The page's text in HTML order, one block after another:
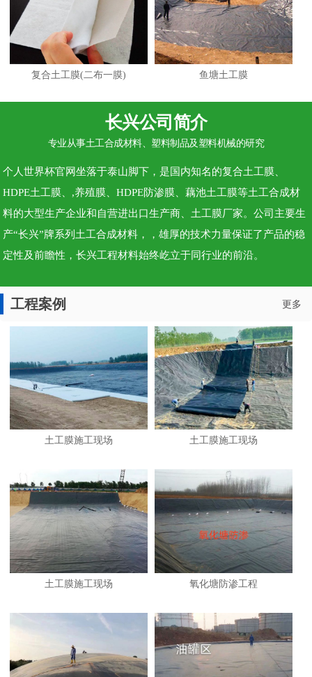
复合土工膜(二布一膜) 鱼塘土工膜
长兴公司简介
专业从事土工合成材料、塑料制品及塑料机械的研究
个人世界杯官网坐落于泰山脚下，是国内知名的复合土工膜、
HDPE土工膜、,养殖膜、HDPE防渗膜、藕池土工膜等土工合成材
料的大型生产企业和自营进出口生产商、土工膜厂家。公司主要生
产“长兴”牌系列土工合成材料，，雄厚的技术力量保证了产品的稳
定性及前瞻性，长兴工程材料始终屹立于同行业的前沿。
工程案例 更多
土工膜施工现场 土工膜施工现场
土工膜施工现场 氧化塘防渗工程